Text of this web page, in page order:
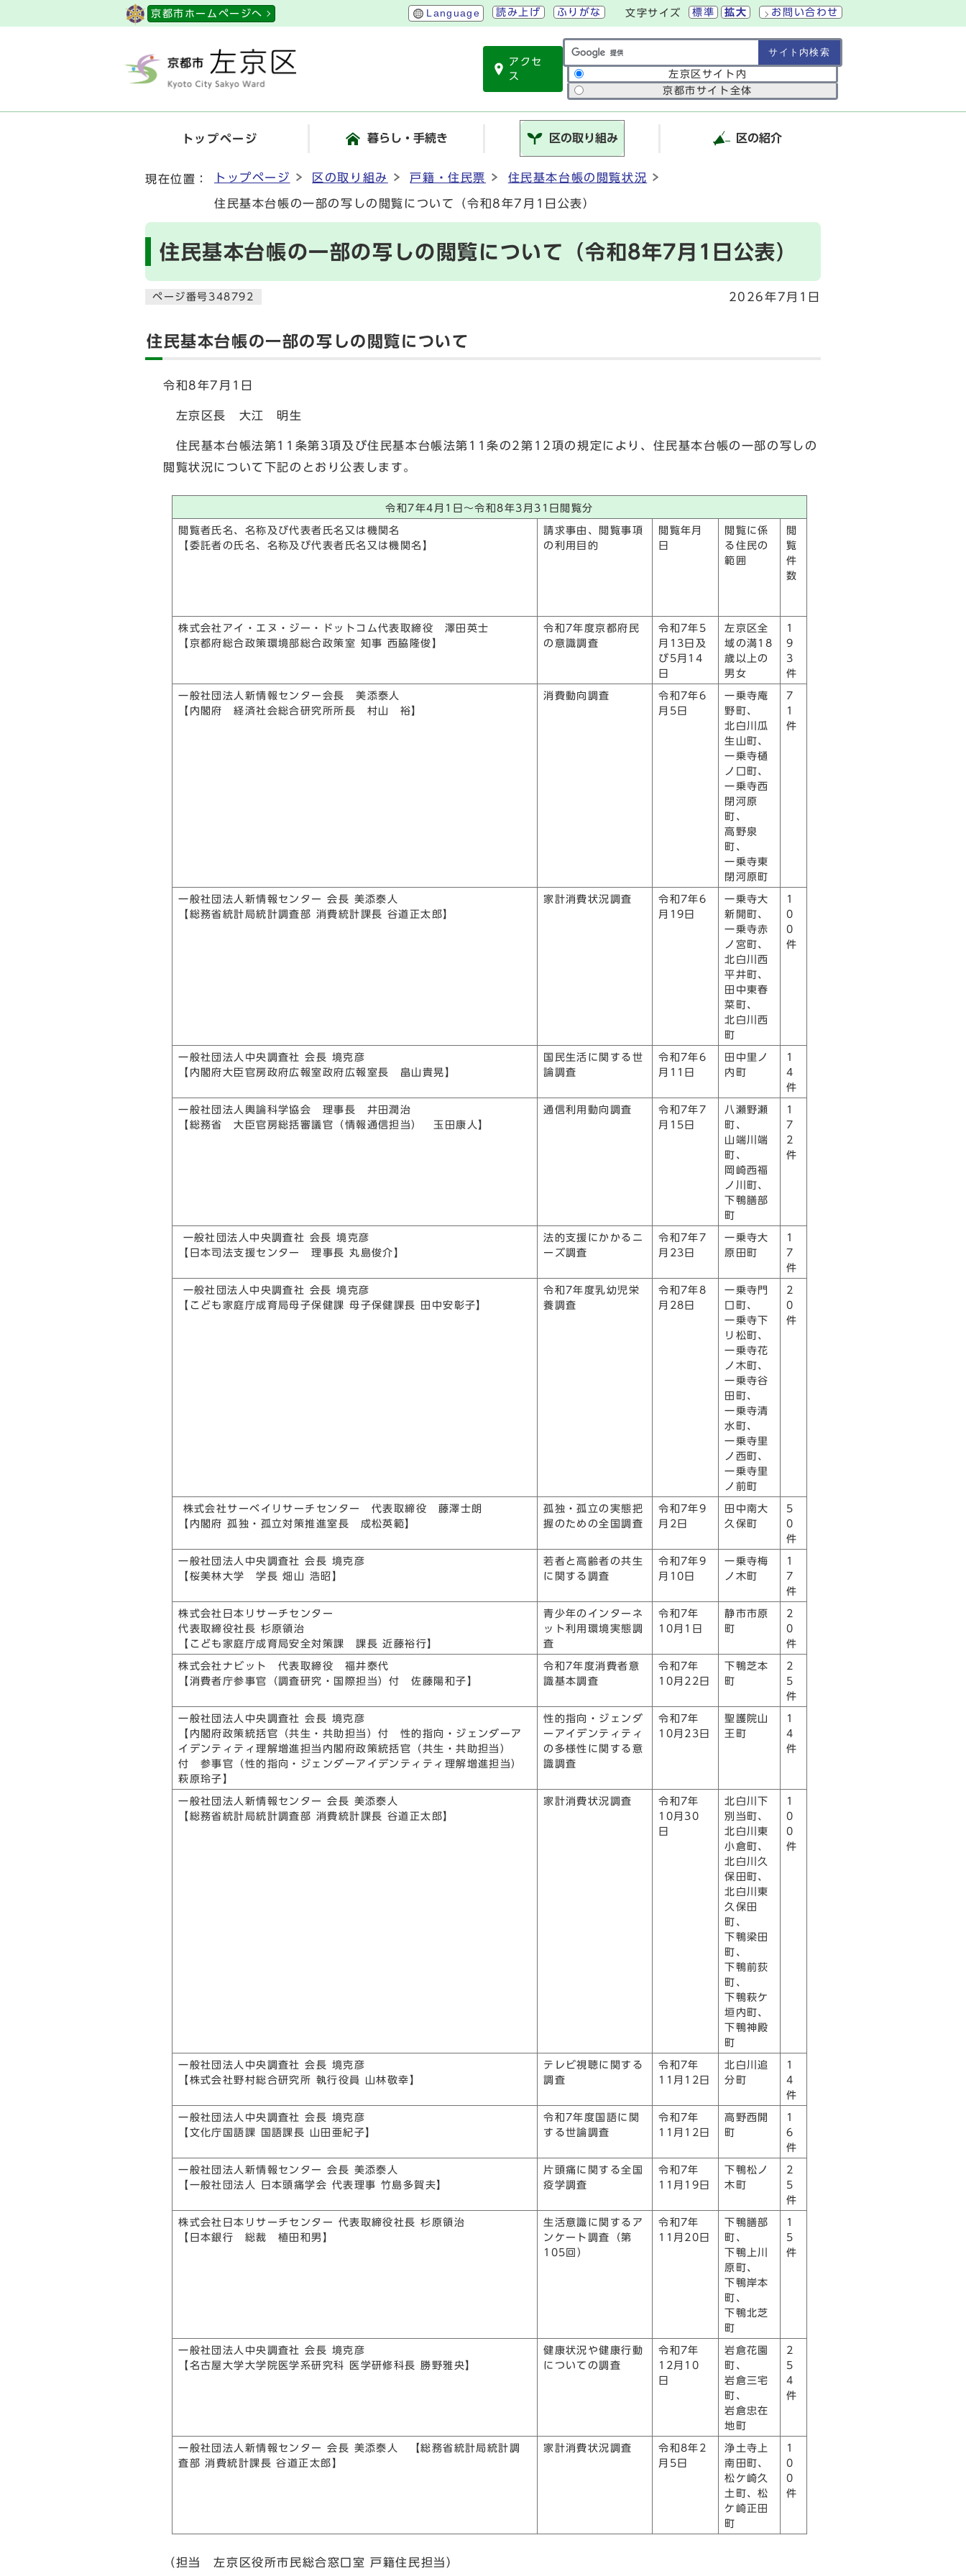
京都市ホームページへ Language 読み上げ ふりがな 文字サイズ 標準 拡大 お問い合わせ
アクセ
ス
サイト内検索の範囲 左京区サイト内
京都市サイト全体
トップページ 暮らし・手続き 区の取り組み 区の紹介
現在位置： トップページ 区の取り組み 戸籍・住民票 住民基本台帳の閲覧状況
住民基本台帳の一部の写しの閲覧について（令和8年7月1日公表）
住民基本台帳の一部の写しの閲覧について（令和8年7月1日公表）
ページ番号348792 2026年7月1日
住民基本台帳の一部の写しの閲覧について
令和8年7月1日
左京区長 大江 明生
住民基本台帳法第11条第3項及び住民基本台帳法第11条の2第12項の規定により、住民基本台帳の一部の写しの
閲覧状況について下記のとおり公表します。
令和7年4月1日～令和8年3月31日閲覧分
閲覧者氏名、名称及び代表者氏名又は機関名
【委託者の氏名、名称及び代表者氏名又は機関名】
請求事由、閲覧事項
の利用目的
閲覧年月
日
閲覧に係
る住民の
範囲
閲
覧
件
数
株式会社アイ・エヌ・ジー・ドットコム代表取締役 澤田英士
【京都府総合政策環境部総合政策室 知事 西脇隆俊】
令和7年度京都府民
の意識調査
令和7年5
月13日及
び5月14
日
左京区全
域の満18
歳以上の
男女
1
9
3
件
一般社団法人新情報センター会長 美添泰人
【内閣府 経済社会総合研究所所長 村山 裕】
消費動向調査
令和7年6
月5日
一乗寺庵
野町、
北白川瓜
生山町、
一乗寺樋
ノ口町、
一乗寺西
閉河原
町、
高野泉
町、
一乗寺東
閉河原町
7
1
件
一般社団法人新情報センター 会長 美添泰人
【総務省統計局統計調査部 消費統計課長 谷道正太郎】
家計消費状況調査
令和7年6
月19日
一乗寺大
新開町、
一乗寺赤
ノ宮町、
北白川西
平井町、
田中東春
菜町、
北白川西
町
1
0
0
件
一般社団法人中央調査社 会長 境克彦
【内閣府大臣官房政府広報室政府広報室長 畠山貴晃】
国民生活に関する世
論調査
令和7年6
月11日
田中里ノ
内町
1
4
件
一般社団法人輿論科学協会 理事長 井田潤治
【総務省 大臣官房総括審議官（情報通信担当） 玉田康人】
通信利用動向調査
令和7年7
月15日
八瀬野瀬
町、
山端川端
町、
岡崎西福
ノ川町、
下鴨膳部
町
1
7
2
件
一般社団法人中央調査社 会長 境克彦
【日本司法支援センター 理事長 丸島俊介】
法的支援にかかるニ
ーズ調査
令和7年7
月23日
一乗寺大
原田町
1
7
件
一般社団法人中央調査社 会長 境克彦
【こども家庭庁成育局母子保健課 母子保健課長 田中安彰子】
令和7年度乳幼児栄
養調査
令和7年8
月28日
一乗寺門
口町、
一乗寺下
リ松町、
一乗寺花
ノ木町、
一乗寺谷
田町、
一乗寺清
水町、
一乗寺里
ノ西町、
一乗寺里
ノ前町
2
0
件
株式会社サーベイリサーチセンター 代表取締役 藤澤士朗
【内閣府 孤独・孤立対策推進室長 成松英範】
孤独・孤立の実態把
握のための全国調査
令和7年9
月2日
田中南大
久保町
5
0
件
一般社団法人中央調査社 会長 境克彦
【桜美林大学 学長 畑山 浩昭】
若者と高齢者の共生
に関する調査
令和7年9
月10日
一乗寺梅
ノ木町
1
7
件
株式会社日本リサーチセンター
代表取締役社長 杉原領治
【こども家庭庁成育局安全対策課 課長 近藤裕行】
青少年のインターネ
ット利用環境実態調
査
令和7年
10月1日
静市市原
町
2
0
件
株式会社ナビット 代表取締役 福井泰代
【消費者庁参事官（調査研究・国際担当）付 佐藤陽和子】
令和7年度消費者意
識基本調査
令和7年
10月22日
下鴨芝本
町
2
5
件
一般社団法人中央調査社 会長 境克彦
【内閣府政策統括官（共生・共助担当）付 性的指向・ジェンダーア
イデンティティ理解増進担当内閣府政策統括官（共生・共助担当）
付 参事官（性的指向・ジェンダーアイデンティティ理解増進担当）
萩原玲子】
性的指向・ジェンダ
ーアイデンティティ
の多様性に関する意
識調査
令和7年
10月23日
聖護院山
王町
1
4
件
一般社団法人新情報センター 会長 美添泰人
【総務省統計局統計調査部 消費統計課長 谷道正太郎】
家計消費状況調査
令和7年
10月30
日
北白川下
別当町、
北白川東
小倉町、
北白川久
保田町、
北白川東
久保田
町、
下鴨梁田
町、
下鴨前荻
町、
下鴨萩ケ
垣内町、
下鴨神殿
町
1
0
0
件
一般社団法人中央調査社 会長 境克彦
【株式会社野村総合研究所 執行役員 山林敬幸】
テレビ視聴に関する
調査
令和7年
11月12日
北白川追
分町
1
4
件
一般社団法人中央調査社 会長 境克彦
【文化庁国語課 国語課長 山田亜紀子】
令和7年度国語に関
する世論調査
令和7年
11月12日
高野西開
町
1
6
件
一般社団法人新情報センター 会長 美添泰人
【一般社団法人 日本頭痛学会 代表理事 竹島多賀夫】
片頭痛に関する全国
疫学調査
令和7年
11月19日
下鴨松ノ
木町
2
5
件
株式会社日本リサーチセンター 代表取締役社長 杉原領治
【日本銀行 総裁 植田和男】
生活意識に関するア
ンケート調査（第
105回）
令和7年
11月20日
下鴨膳部
町、
下鴨上川
原町、
下鴨岸本
町、
下鴨北芝
町
1
5
件
一般社団法人中央調査社 会長 境克彦
【名古屋大学大学院医学系研究科 医学研修科長 勝野雅央】
健康状況や健康行動
についての調査
令和7年
12月10
日
岩倉花園
町、
岩倉三宅
町、
岩倉忠在
地町
2
5
4
件
一般社団法人新情報センター 会長 美添泰人 【総務省統計局統計調
査部 消費統計課長 谷道正太郎】
家計消費状況調査
令和8年2
月5日
浄土寺上
南田町、
松ケ崎久
土町、松
ケ崎正田
町
1
0
0
件
（担当 左京区役所市民総合窓口室 戸籍住民担当）